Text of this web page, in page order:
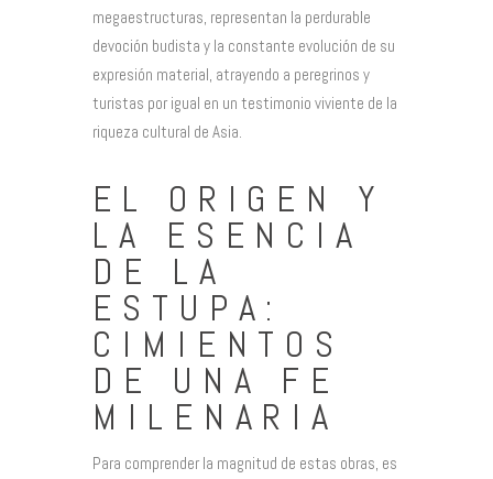
megaestructuras, representan la perdurable
devoción budista y la constante evolución de su
expresión material, atrayendo a peregrinos y
turistas por igual en un testimonio viviente de la
riqueza cultural de Asia.
EL ORIGEN Y
LA ESENCIA
DE LA
ESTUPA:
CIMIENTOS
DE UNA FE
MILENARIA
Para comprender la magnitud de estas obras, es